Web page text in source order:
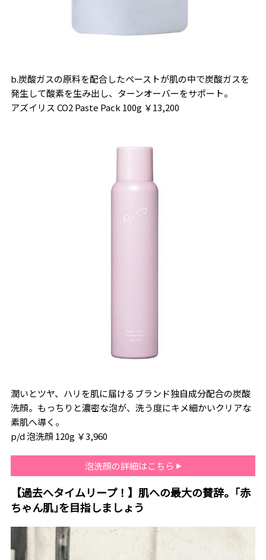
b.炭酸ガスの原料を配合したペーストが肌の中で炭酸ガスを
発生して酸素を生み出し、ターンオーバーをサポート。
アズイリス CO2 Paste Pack 100g ￥13,200
潤いとツヤ、ハリを肌に届けるブランド独自成分配合の炭酸
洗顔。もっちりと濃密な泡が、洗う度にキメ細かいクリアな
素肌へ導く。
p/d 泡洗顔 120g ￥3,960
泡洗顔の詳細はこちら
【過去へタイムリープ！】肌への最大の賛辞。｢赤
ちゃん肌｣を目指しましょう